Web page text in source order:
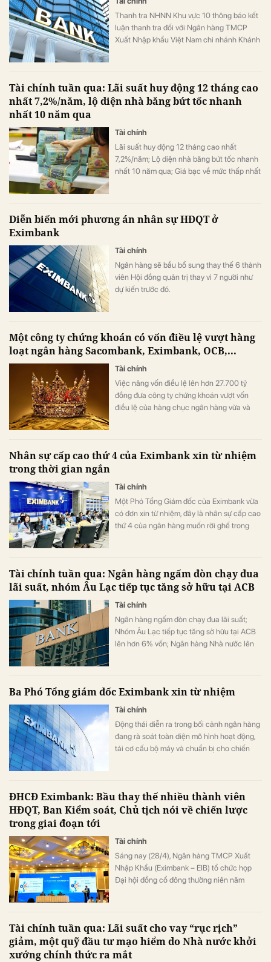
Thanh tra NHNN Khu vực 10 thông báo kết
luận thanh tra đối với Ngân hàng TMCP
Xuất Nhập khẩu Việt Nam chi nhánh Khánh
Tài chính tuần qua: Lãi suất huy động 12 tháng cao
nhất 7,2%/năm, lộ diện nhà băng bứt tốc nhanh
nhất 10 năm qua
Tài chính
Lãi suất huy động 12 tháng cao nhất
7,2%/năm; Lộ diện nhà băng bứt tốc nhanh
nhất 10 năm qua; Giá bạc về mức thấp nhất
…
Diễn biến mới phương án nhân sự HĐQT ở
Eximbank
Tài chính
Ngân hàng sẽ bầu bổ sung thay thế 6 thành
viên Hội đồng quản trị thay vì 7 người như
dự kiến trước đó.
Một công ty chứng khoán có vốn điều lệ vượt hàng
loạt ngân hàng Sacombank, Eximbank, OCB,...
Tài chính
Việc nâng vốn điều lệ lên hơn 27.700 tỷ
đồng đưa công ty chứng khoán vượt vốn
điều lệ của hàng chục ngân hàng vừa và
Nhân sự cấp cao thứ 4 của Eximbank xin từ nhiệm
trong thời gian ngắn
Tài chính
Một Phó Tổng Giám đốc của Eximbank vừa
có đơn xin từ nhiệm, đây là nhân sự cấp cao
thứ 4 của ngân hàng muốn rời ghế trong
Tài chính tuần qua: Ngân hàng ngấm đòn chạy đua
lãi suất, nhóm Âu Lạc tiếp tục tăng sở hữu tại ACB
Tài chính
Ngân hàng ngấm đòn chạy đua lãi suất;
Nhóm Âu Lạc tiếp tục tăng sở hữu tại ACB
lên hơn 6% vốn; Ngân hàng Nhà nước lên
phiếu với lãi suất chỉ 6,7%/năm, …
Ba Phó Tổng giám đốc Eximbank xin từ nhiệm
Tài chính
Động thái diễn ra trong bối cảnh ngân hàng
đang rà soát toàn diện mô hình hoạt động,
tái cơ cấu bộ máy và chuẩn bị cho chiến
ĐHCĐ Eximbank: Bầu thay thế nhiều thành viên
HĐQT, Ban Kiểm soát, Chủ tịch nói về chiến lược
trong giai đoạn tới
Tài chính
Sáng nay (28/4), Ngân hàng TMCP Xuất
Nhập Khẩu (Eximbank – EIB) tổ chức họp
Đại hội đồng cổ đông thường niên năm
Tài chính tuần qua: Lãi suất cho vay “rục rịch”
giảm, một quỹ đầu tư mạo hiểm do Nhà nước khởi
xướng chính thức ra mắt